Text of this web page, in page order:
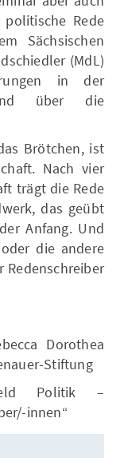
Rede
Sächsischen
(MdL)
in der
über die
Brötchen, ist
Nach vier
trägt die Rede
das geübt
Anfang. Und
die andere
Redenschreiber
Dorothea
Stiftung
Politik –
innen“